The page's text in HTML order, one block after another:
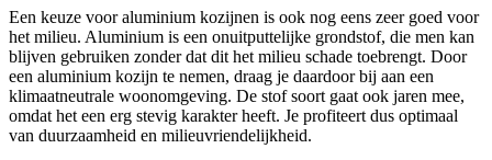
Een keuze voor aluminium kozijnen is ook nog eens zeer goed voor
het milieu. Aluminium is een onuitputtelijke grondstof, die men kan
blijven gebruiken zonder dat dit het milieu schade toebrengt. Door
een aluminium kozijn te nemen, draag je daardoor bij aan een
klimaatneutrale woonomgeving. De stof soort gaat ook jaren mee,
omdat het een erg stevig karakter heeft. Je profiteert dus optimaal
van duurzaamheid en milieuvriendelijkheid.